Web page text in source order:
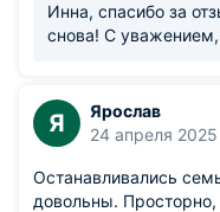
Инна, спасибо за
снова! С уважением,
Я
Ярослав
24 апреля 2025
Останавливались
довольны.